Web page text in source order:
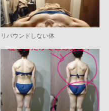
リバウンドしない体